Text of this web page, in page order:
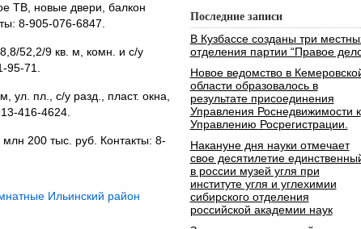
ТВ, новые двери, балкон
8-905-076-6847.
52,2/9 кв. м, комн. и с/у
95-71.
ул. пл., с/у разд., пласт. окна,
416-4624.
200 тыс. руб. Контакты: 8-
Ильинский район
Последние записи
В Кузбассе созданы три
отделения партии “Правое
Новое ведомство в
области образовалось в
результате присоединения
Управления Роснедвижимости к
Управлению Росрегистрации.
Накануне дня науки отмечает
свое десятилетие
в россии музей угля при
институте угля и углехимии
сибирского отделения
российской академии наук